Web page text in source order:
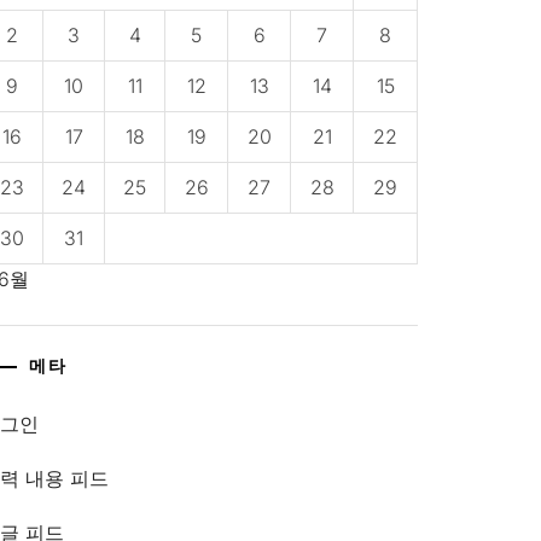
2 3 4 5 6 7 8
9 10 11 12 13 14 15
16 17 18 19 20 21 22
23 24 25 26 27 28 29
30
31
월
메타
인
내용 피드
피드